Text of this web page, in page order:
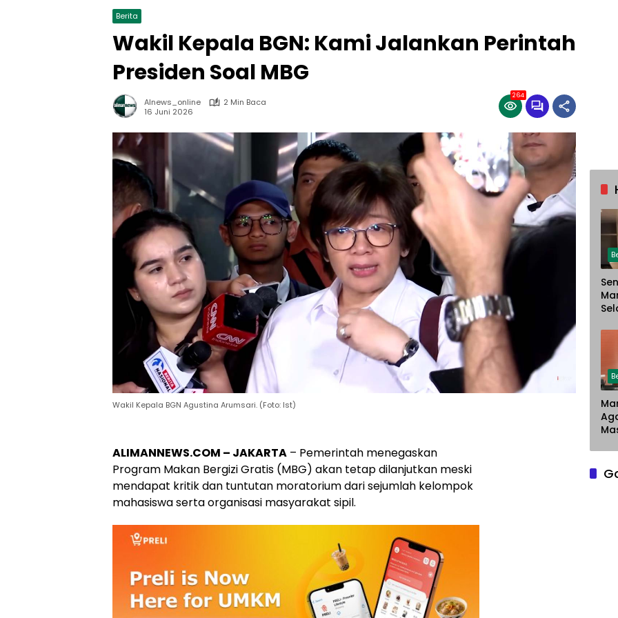
Berita
Wakil Kepala BGN: Kami Jalankan Perintah
Presiden Soal MBG
Alnews_online
2 Min Baca
16 Juni 2026
264
Wakil Kepala BGN Agustina Arumsari. (Foto: Ist)
ALIMANNEWS.COM – JAKARTA – Pemerintah menegaskan
Program Makan Bergizi Gratis (MBG) akan tetap dilanjutkan meski
mendapat kritik dan tuntutan moratorium dari sejumlah kelompok
mahasiswa serta organisasi masyarakat sipil.